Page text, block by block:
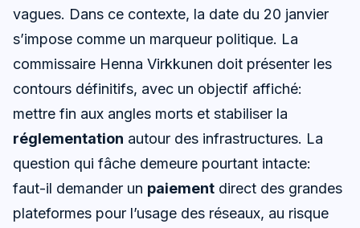
vagues. Dans ce contexte, la date du 20 janvier
s’impose comme un marqueur politique. La
commissaire Henna Virkkunen doit présenter les
contours définitifs, avec un objectif affiché:
mettre fin aux angles morts et stabiliser la
réglementation autour des infrastructures. La
question qui fâche demeure pourtant intacte:
faut-il demander un paiement direct des grandes
plateformes pour l’usage des réseaux, au risque